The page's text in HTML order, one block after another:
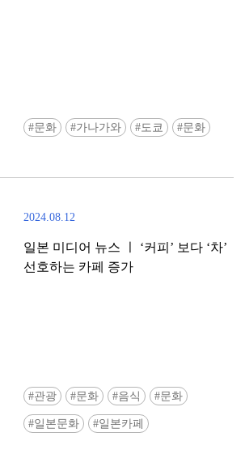
문화 가나가와 도쿄 문화
2024.08.12
일본 미디어 뉴스 ㅣ ‘커피’ 보다 ‘차’
선호하는 카페 증가
관광 문화 음식 문화
일본문화 일본카페